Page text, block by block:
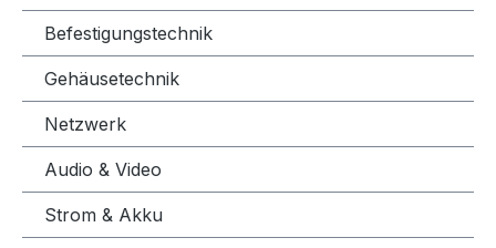
Befestigungstechnik
Gehäusetechnik
Netzwerk
Audio & Video
Strom & Akku